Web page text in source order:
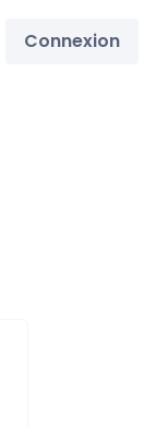
Connexion